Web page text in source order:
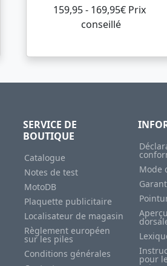
159,95 - 169,95€ Prix ​​
conseillé
SERVICE DE
BOUTIQUE
Catalogue
Notes de test
MotoDB
Plaquette publicitaire
Localisateur de magasin
Règlement européen
sur les piles
Conditions générales
Mode
pour